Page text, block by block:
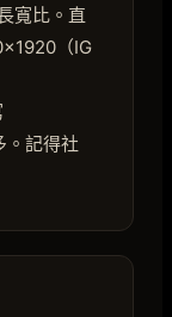
寬比。直
（IG
。記得社